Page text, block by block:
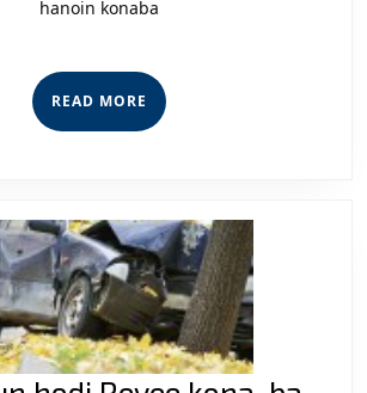
hanoin konaba
READ MORE READ
MORE